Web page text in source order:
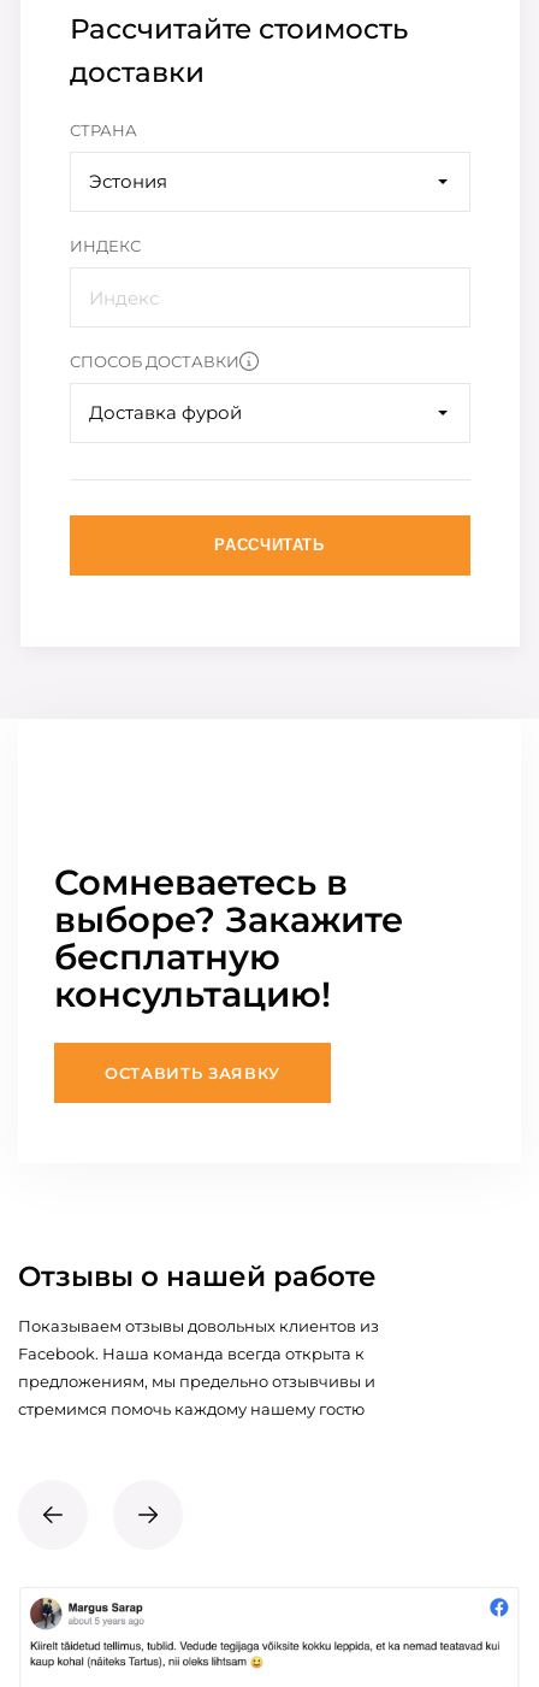
Рассчитайте стоимость
доставки
СТРАНА
Эстония
ИНДЕКС
СПОСОБ ДОСТАВКИ
Доставка фурой
РАССЧИТАТЬ
Сомневаетесь в
выборе? Закажите
бесплатную
консультацию!
ОСТАВИТЬ ЗАЯВКУ
Отзывы о нашей работе
Показываем отзывы довольных клиентов из
Facebook. Наша команда всегда открыта к
предложениям, мы предельно отзывчивы и
стремимся помочь каждому нашему гостю